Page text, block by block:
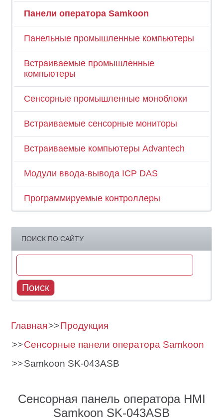
Панели оператора Samkoon
Панельные промышленные компьютеры
Встраиваемые промышленные
компьютеры
Сенсорные промышленные моноблоки
Встраиваемые сенсорные мониторы
Встраиваемые компьютеры Advantech
Модули ввода-вывода ICP DAS
Программируемые контроллеры
ПОИСК ПО САЙТУ
Главная
Продукция
Сенсорные панели оператора Samkoon
Samkoon SK-043ASB
Сенсорная панель оператора HMI
Samkoon SK-043ASB